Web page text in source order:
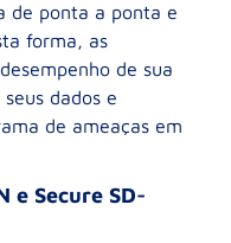
de ponta a ponta e
forma, as
de sua
dados e
de ameaças em
e Secure SD-